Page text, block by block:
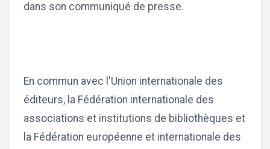
dans son communiqué de presse.
En commun avec l'Union internationale des
éditeurs, la Fédération internationale des
associations et institutions de bibliothèques et
la Fédération européenne et internationale des